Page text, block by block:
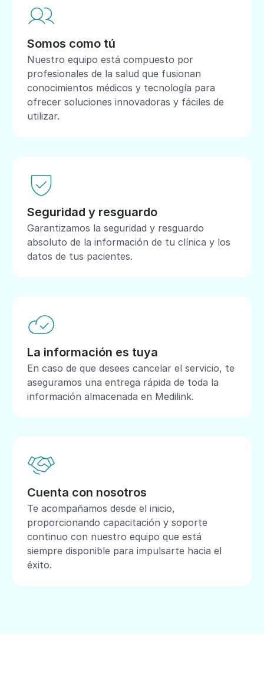
Somos como tú
Nuestro equipo está compuesto por
profesionales de la salud que fusionan
conocimientos médicos y tecnología para
ofrecer soluciones innovadoras y fáciles de
utilizar.
Seguridad y resguardo
Garantizamos la seguridad y resguardo
absoluto de la información de tu clínica y los
datos de tus pacientes.
La información es tuya
En caso de que desees cancelar el servicio, te
aseguramos una entrega rápida de toda la
información almacenada en Medilink.
Cuenta con nosotros
Te acompañamos desde el inicio,
proporcionando capacitación y soporte
continuo con nuestro equipo que está
siempre disponible para impulsarte hacia el
éxito.